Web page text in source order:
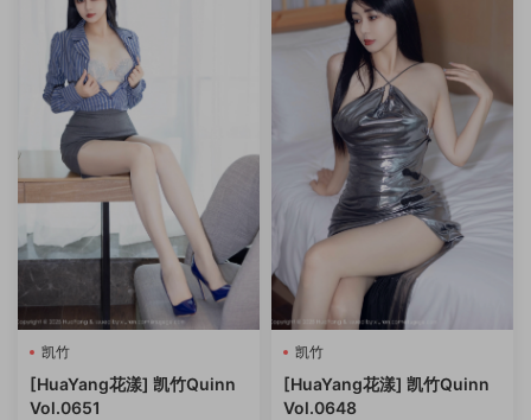
凯竹
[HuaYang花漾] 凯竹Quinn
Vol.0651
凯竹
[HuaYang花漾] 凯竹Quinn
Vol.0648